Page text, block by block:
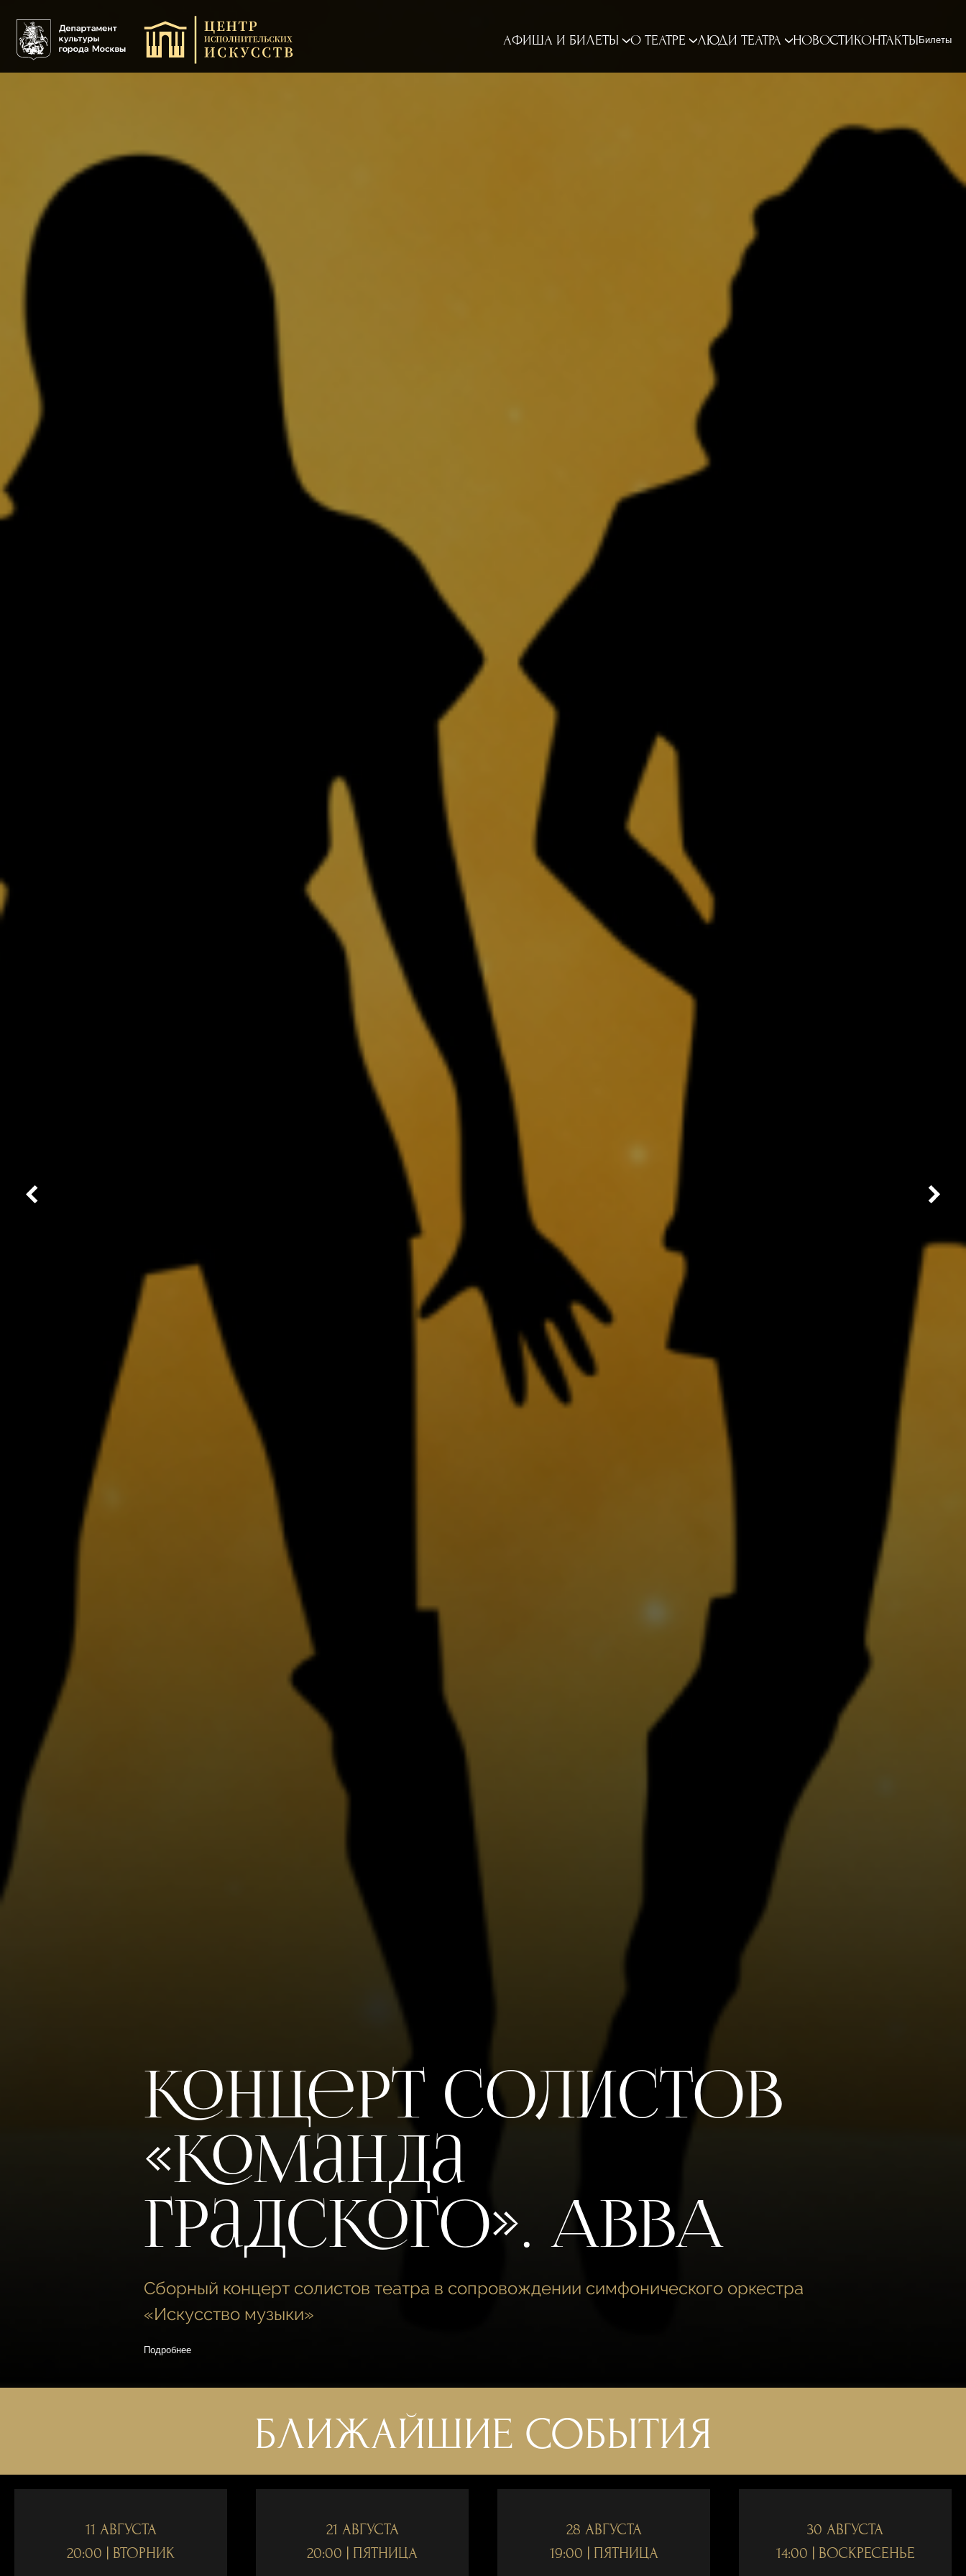
АФИША И БИЛЕТЫ О ТЕАТРЕ ЛЮДИ ТЕАТРА НОВОСТИКОНТАКТЫ Билеты
Концерт солистов
«Команда
Градского». АВВА
Сборный концерт солистов театра в сопровождении симфонического оркестра
«Искусство музыки»
Подробнее
БЛИЖАЙШИЕ СОБЫТИЯ
11 АВГУСТА
20:00 | ВТОРНИК
21 АВГУСТА
20:00 | ПЯТНИЦА
28 АВГУСТА
19:00 | ПЯТНИЦА
30 АВГУСТА
14:00 | ВОСКРЕСЕНЬЕ